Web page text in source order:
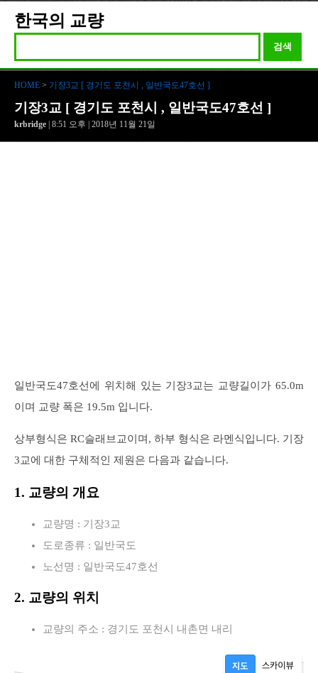
한국의 교량
검색
HOME > 기장3교 [ 경기도 포천시 , 일반국도47호선 ]
기장3교 [ 경기도 포천시 , 일반국도47호선 ]
krbridge | 8:51 오후 | 2018년 11월 21일
일반국도47호선에 위치해 있는 기장3교는 교량길이가 65.0m
이며 교량 폭은 19.5m 입니다.
상부형식은 RC슬래브교이며, 하부 형식은 라멘식입니다. 기장
3교에 대한 구체적인 제원은 다음과 같습니다.
1. 교량의 개요
교량명 : 기장3교
도로종류 : 일반국도
노선명 : 일반국도47호선
2. 교량의 위치
교량의 주소 : 경기도 포천시 내촌면 내리